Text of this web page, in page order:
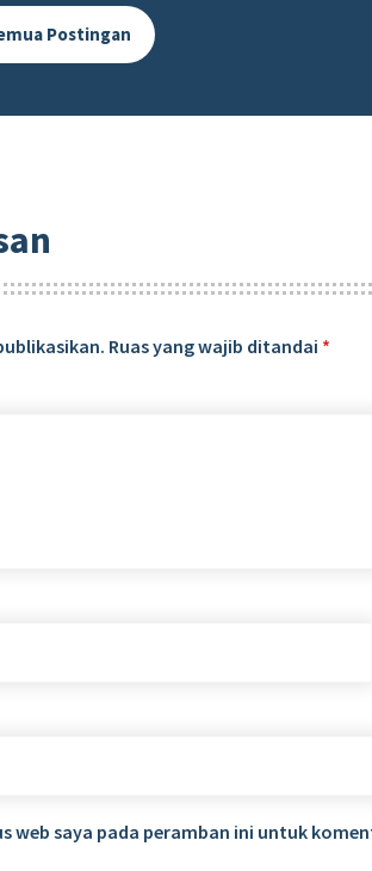
Postingan
Ruas yang wajib ditandai *
web saya pada peramban ini untuk